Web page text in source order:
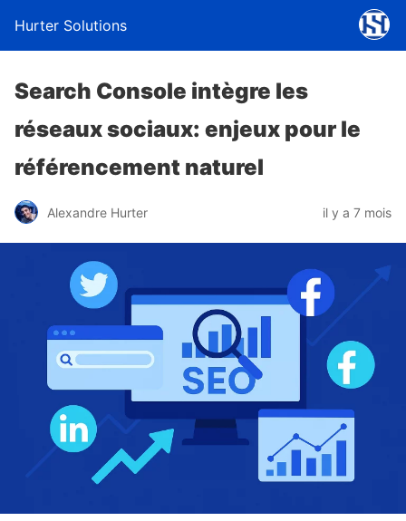
Hurter Solutions
Search Console intègre les
réseaux sociaux: enjeux pour le
référencement naturel
Alexandre Hurter il y a 7 mois